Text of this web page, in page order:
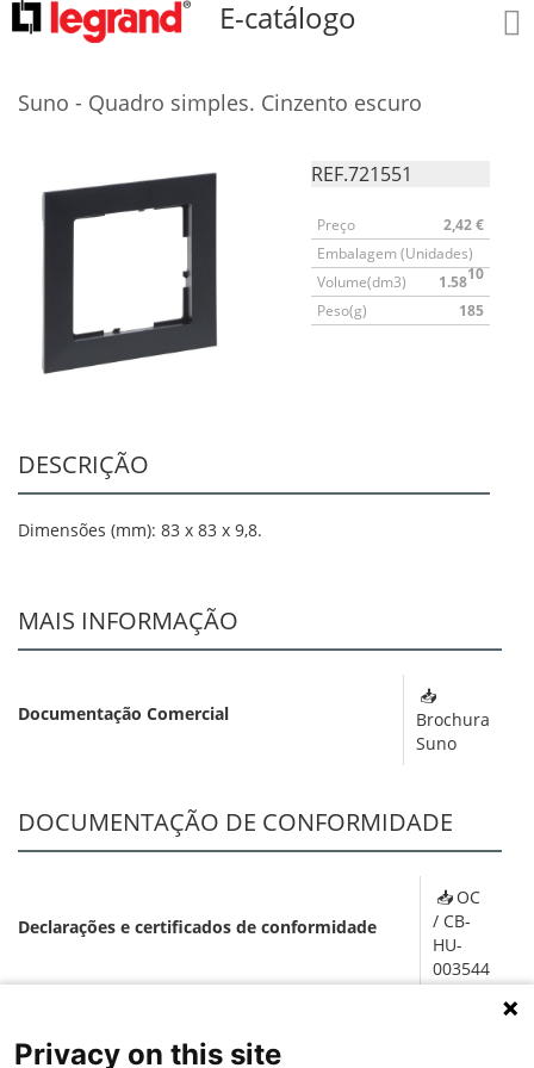
E-catálogo
Suno - Quadro simples. Cinzento escuro
REF.721551
Preço
2,42 €
Embalagem (Unidades)
10
Volume(dm3)
1.58
Peso(g)
185
DESCRIÇÃO
Dimensões (mm): 83 x 83 x 9,8.
MAIS INFORMAÇÃO
Documentação Comercial
Brochura
Suno
DOCUMENTAÇÃO DE CONFORMIDADE
Declarações e certificados de conformidade
OC
/ CB-
HU-
003544
SOFTWARE
Privacy on this site